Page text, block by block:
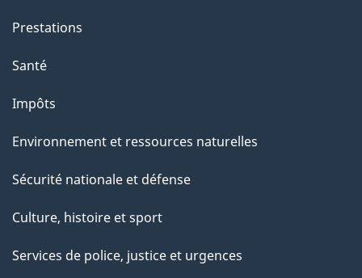
Prestations
Santé
Impôts
Environnement et ressources naturelles
Sécurité nationale et défense
Culture, histoire et sport
Services de police, justice et urgences